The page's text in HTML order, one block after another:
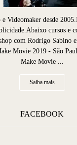
Videomaker desde
cursos e
com Rodrigo Sabino
Movie 2019 - São
Make Movie ...
Saiba mais
FACEBOOK